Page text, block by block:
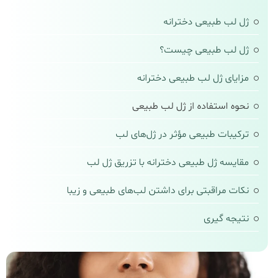
ژل لب طبیعی دخترانه
ژل لب طبیعی چیست؟
مزایای ژل لب طبیعی دخترانه
نحوه استفاده از ژل لب طبیعی
ترکیبات طبیعی مؤثر در ژل‌های لب
مقایسه ژل طبیعی دخترانه با تزریق ژل لب
نکات مراقبتی برای داشتن لب‌های طبیعی و زیبا
نتیجه‌ گیری